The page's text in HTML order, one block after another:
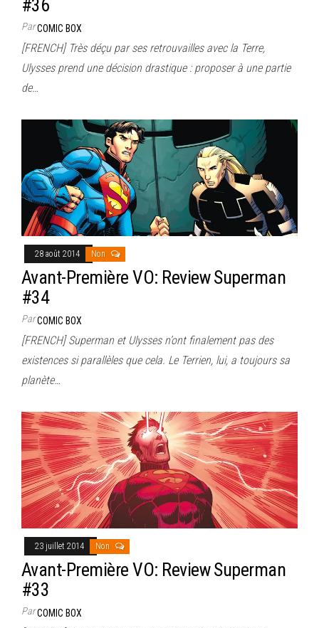
#36
ParCOMIC BOX
[FRENCH] Très déçu par ses retrouvailles avec la Terre,
Ulysses prend une décision drastique : proposer à une partie
de…
28 août 2014 Non
Avant-Première VO: Review Superman
#34
ParCOMIC BOX
[FRENCH] Superman et Ulysses n’ont finalement pas des
existences si parallèles que cela. Le Terrien, lui, a toujours sa
planète…
23 juillet 2014 Non
Avant-Première VO: Review Superman
#33
ParCOMIC BOX